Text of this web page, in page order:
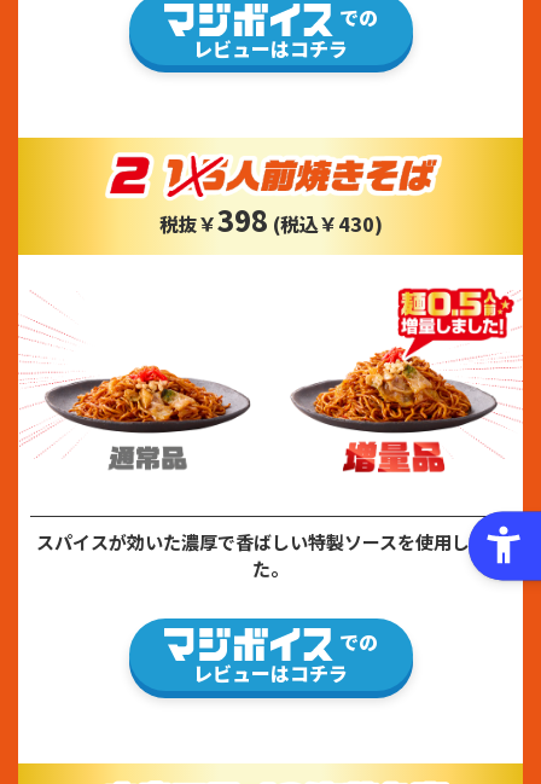
での
レビューはコチラ
税抜￥398 (税込￥430)
スパイスが効いた濃厚で香ばしい特製ソースを使用しまし
た。
での
レビューはコチラ